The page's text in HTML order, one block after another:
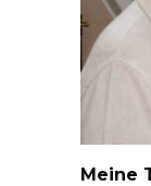
Meine